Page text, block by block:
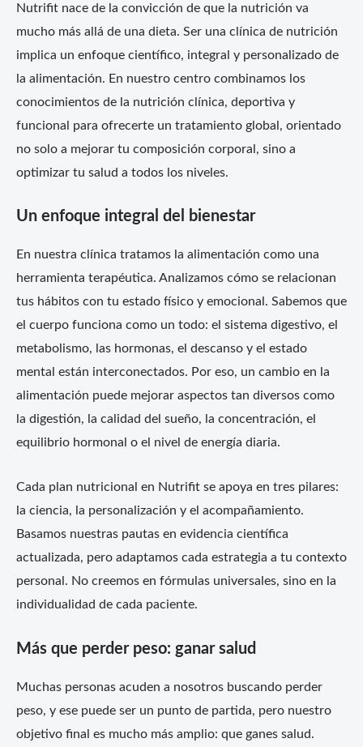
Nutrifit nace de la convicción de que la nutrición va
mucho más allá de una dieta. Ser una clínica de nutrición
implica un enfoque científico, integral y personalizado de
la alimentación. En nuestro centro combinamos los
conocimientos de la nutrición clínica, deportiva y
funcional para ofrecerte un tratamiento global, orientado
no solo a mejorar tu composición corporal, sino a
optimizar tu salud a todos los niveles.
Un enfoque integral del bienestar
En nuestra clínica tratamos la alimentación como una
herramienta terapéutica. Analizamos cómo se relacionan
tus hábitos con tu estado físico y emocional. Sabemos que
el cuerpo funciona como un todo: el sistema digestivo, el
metabolismo, las hormonas, el descanso y el estado
mental están interconectados. Por eso, un cambio en la
alimentación puede mejorar aspectos tan diversos como
la digestión, la calidad del sueño, la concentración, el
equilibrio hormonal o el nivel de energía diaria.
Cada plan nutricional en Nutrifit se apoya en tres pilares:
la ciencia, la personalización y el acompañamiento.
Basamos nuestras pautas en evidencia científica
actualizada, pero adaptamos cada estrategia a tu contexto
personal. No creemos en fórmulas universales, sino en la
individualidad de cada paciente.
Más que perder peso: ganar salud
Muchas personas acuden a nosotros buscando perder
peso, y ese puede ser un punto de partida, pero nuestro
objetivo final es mucho más amplio: que ganes salud.